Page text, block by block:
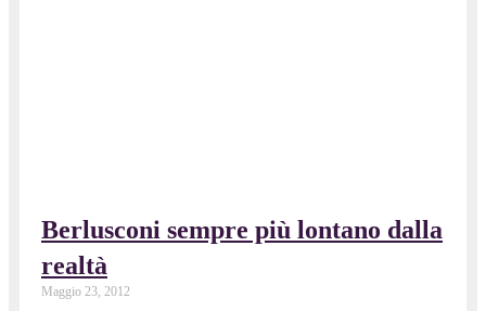
Berlusconi sempre più lontano dalla
realtà
Maggio 23, 2012